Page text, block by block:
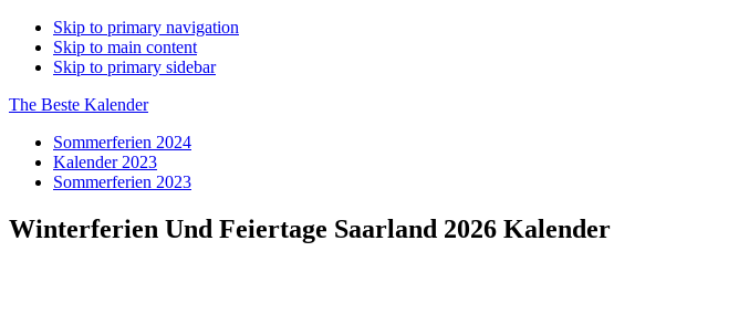
Skip to primary navigation
Skip to main content
Skip to primary sidebar
The Beste Kalender
Sommerferien 2024
Kalender 2023
Sommerferien 2023
Winterferien Und Feiertage Saarland 2026 Kalender